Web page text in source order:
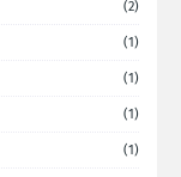
(2)
(1)
(1)
(1)
(1)